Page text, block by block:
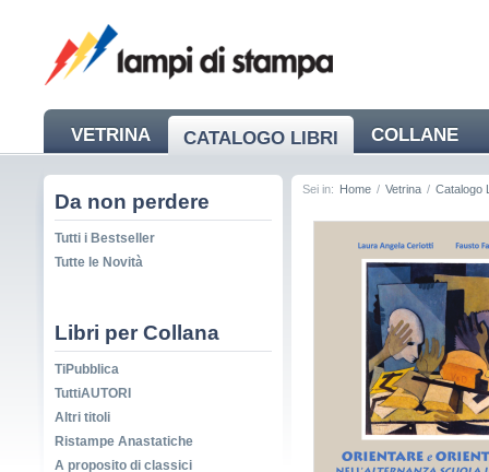
VETRINA CATALOGO LIBRI COLLANE
NEWS
Da non perdere
Tutti i Bestseller
Tutte le Novità
Libri per Collana
TiPubblica
TuttiAUTORI
Altri titoli
Ristampe Anastatiche
A proposito di classici
Sei in: Home / Vetrina / Catalogo